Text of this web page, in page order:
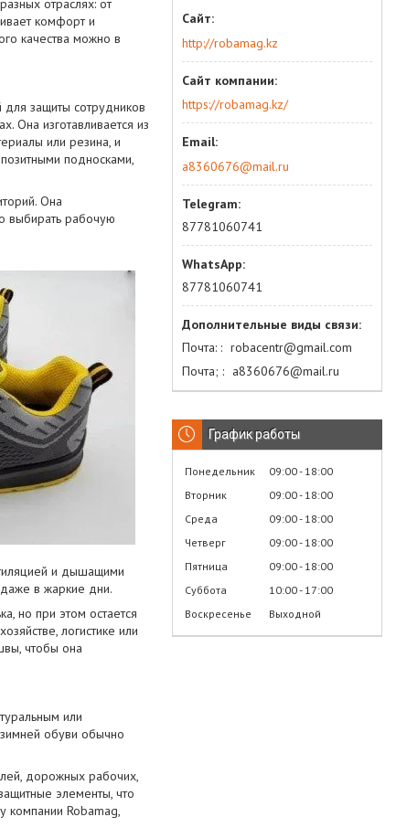
отраслях: от
комфорт и
качества можно в
защиты сотрудников
Она изготавливается из
или резина, и
подносками,
Она
выбирать рабочую
и дышащими
даже в жаркие дни.
но при этом остается
логистике или
чтобы она
или
обуви обычно
дорожных рабочих,
элементы, что
компании Robamag,
http://robamag.kz
https://robamag.kz/
a8360676@mail.ru
87781060741
87781060741
Почта:
robacentr@gmail.com
Почта;
а8360676@mail.ru
График работы
Понедельник 09:00 18:00
Вторник
09:00 18:00
Среда
09:00 18:00
Четверг
09:00 18:00
Пятница
09:00 18:00
Суббота
10:00 17:00
Воскресенье
Выходной